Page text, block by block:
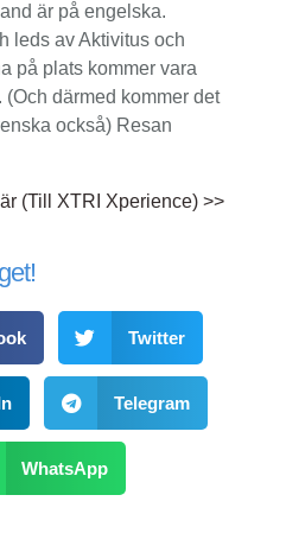
är på engelska.
leds av Aktivitus och
på plats kommer vara
(Och därmed kommer det
också) Resan
(Till XTRI Xperience) >>
Twitter
Telegram
WhatsApp